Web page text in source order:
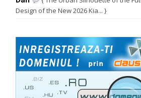
Design of the New 2026 Kia... }